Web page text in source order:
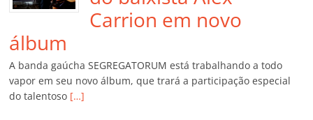
Carrion em novo
álbum
A banda gaúcha SEGREGATORUM está trabalhando a todo
vapor em seu novo álbum, que trará a participação especial
do talentoso […]